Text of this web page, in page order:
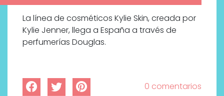
La línea de cosméticos Kylie Skin, creada por
Kylie Jenner, llega a España a través de
perfumerías Douglas.
0 comentarios